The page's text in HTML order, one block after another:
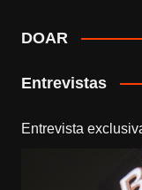
DOAR
Entrevistas
Entrevista